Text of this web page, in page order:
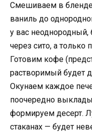
Смешиваем в
ваниль до
у вас неоднородный,
через сито, а только
Готовим кофе
растворимый будет
Окунаем каждое
поочередно
формируем десерт.
стаканах — будет